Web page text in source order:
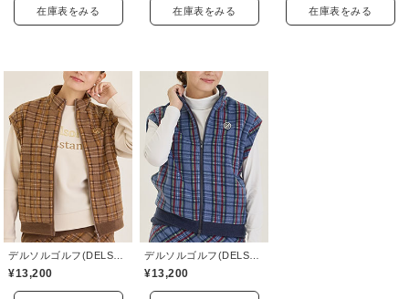
在庫表をみる 在庫表をみる 在庫表をみる
¥13,200 ¥13,200